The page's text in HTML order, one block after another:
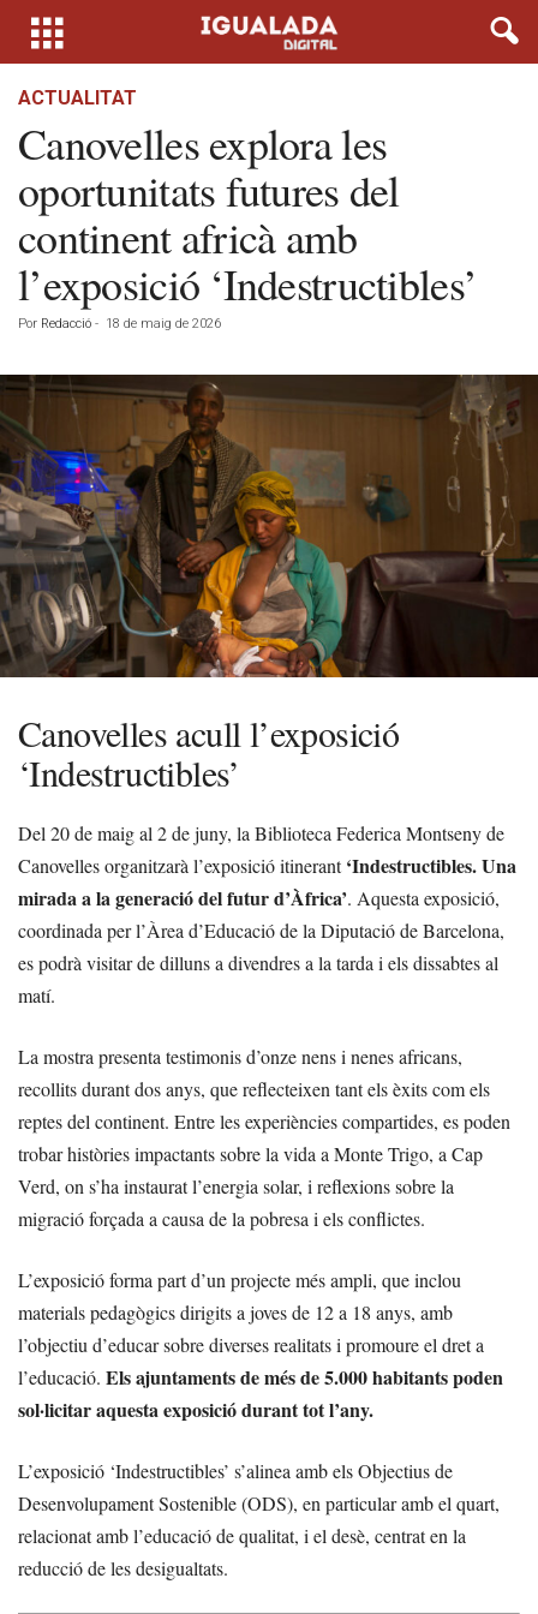
ACTUALITAT
Canovelles explora les
oportunitats futures del
continent africà amb
l’exposició ‘Indestructibles’
Por Redacció - 18 de maig de 2026
Canovelles acull l’exposició
‘Indestructibles’
Del 20 de maig al 2 de juny, la Biblioteca Federica Montseny de
Canovelles organitzarà l’exposició itinerant‘Indestructibles. Una
mirada a la generació del futur d’Àfrica’. Aquesta exposició,
coordinada per l’Àrea d’Educació de la Diputació de Barcelona,
es podrà visitar de dilluns a divendres a la tarda i els dissabtes al
matí.
La mostra presenta testimonis d’onze nens i nenes africans,
recollits durant dos anys, que reflecteixen tant els èxits com els
reptes del continent. Entre les experiències compartides, es poden
trobar històries impactants sobre la vida a Monte Trigo, a Cap
Verd, on s’ha instaurat l’energia solar, i reflexions sobre la
migració forçada a causa de la pobresa i els conflictes.
L’exposició forma part d’un projecte més ampli, que inclou
materials pedagògics dirigits a joves de 12 a 18 anys, amb
l’objectiu d’educar sobre diverses realitats i promoure el dret a
l’educació. Els ajuntaments de més de 5.000 habitants poden
sol·licitar aquesta exposició durant tot l’any.
L’exposició ‘Indestructibles’ s’alinea amb els Objectius de
Desenvolupament Sostenible (ODS), en particular amb el quart,
relacionat amb l’educació de qualitat, i el desè, centrat en la
reducció de les desigualtats.